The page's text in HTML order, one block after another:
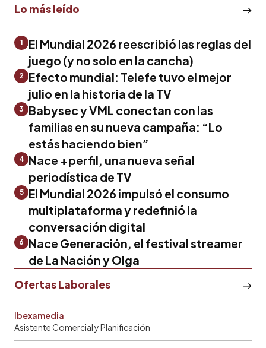
Lo más leído
1
El Mundial 2026 reescribió las reglas del
juego (y no solo en la cancha)
2
Efecto mundial: Telefe tuvo el mejor
julio en la historia de la TV
3
Babysec y VML conectan con las
familias en su nueva campaña: “Lo
estás haciendo bien”
4 Nace +perfil, una nueva señal
periodística de TV
5
El Mundial 2026 impulsó el consumo
multiplataforma y redefinió la
conversación digital
6
Nace Generación, el festival streamer
de La Nación y Olga
Ofertas Laborales
Ibexamedia
Asistente Comercial y Planificación